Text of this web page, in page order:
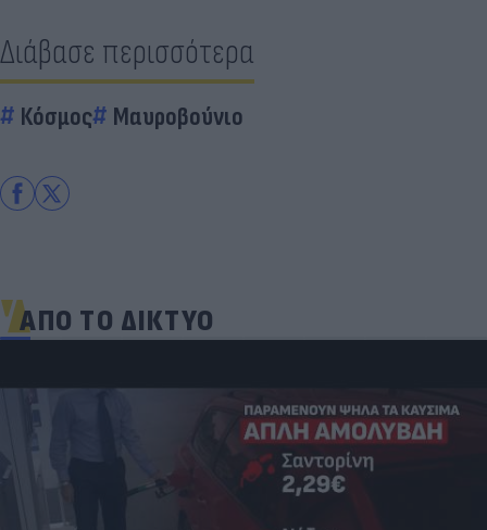
Διάβασε περισσότερα
Κόσμος Μαυροβούνιο
ΑΠΟ ΤΟ ΔΙΚΤΥΟ